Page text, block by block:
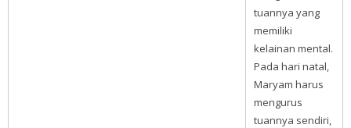
tuannya yang
memiliki
kelainan mental.
Pada hari natal,
Maryam harus
mengurus
tuannya sendiri,